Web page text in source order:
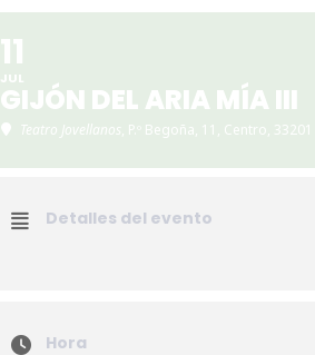
11
JUL
GIJÓN DEL ARIA MÍA III
Teatro Jovellanos, P.º Begoña, 11, Centro, 33201
Detalles del evento
Hora